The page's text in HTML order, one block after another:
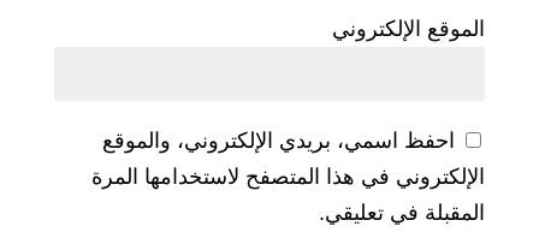
الموقع الإلكتروني
احفظ اسمي، بريدي الإلكتروني، والموقع
الإلكتروني في هذا المتصفح لاستخدامها المرة
المقبلة في تعليقي.